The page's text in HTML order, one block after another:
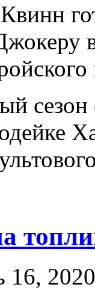
сезон
16, 2020